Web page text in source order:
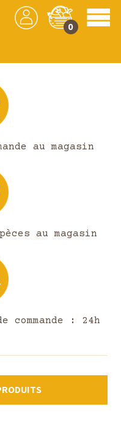
0
au magasin
au magasin
commande : 24h